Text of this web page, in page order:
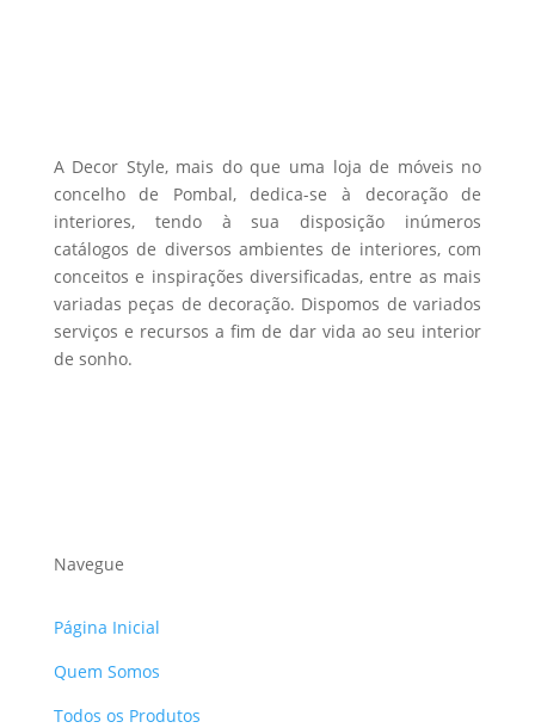
A Decor Style, mais do que uma loja de móveis no
concelho de Pombal, dedica-se à decoração de
interiores, tendo à sua disposição inúmeros
catálogos de diversos ambientes de interiores, com
conceitos e inspirações diversificadas, entre as mais
variadas peças de decoração. Dispomos de variados
serviços e recursos a fim de dar vida ao seu interior
de sonho.
Navegue
Página Inicial
Quem Somos
Todos os Produtos